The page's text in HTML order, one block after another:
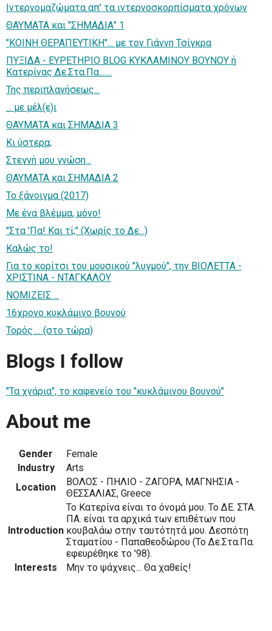
Ιντερνομαζώματα απ' τα ιντερνοσκορπίσματα χρόνων
ΘΑΥΜΑΤΑ και "ΣΗΜΑΔΙΑ" 1
"ΚΟΙΝΗ ΘΕΡΑΠΕΥΤΙΚΗ"... με τον Γιάννη Τσίγκρα
ΠΥΞΙΔΑ - ΕΥΡΕΤΗΡΙΟ BLOG ΚΥΚΛΑΜΙΝΟΥ ΒΟΥΝΟΥ ή
Κατερίνας Δε.Στα.Πα.......
Της περιπλανήσεως...
... με μέλ(ε)ι
ΘΑΥΜΑΤΑ και ΣΗΜΑΔΙΑ 3
Κι ύστερα;
Στεγνή μου γνώση...
ΘΑΥΜΑΤΑ και ΣΗΜΑΔΙΑ 2
Το ξάνοιγμα (2017)
Με ένα βλέμμα, μόνο!
"Στα 'Πα! Και τί;" (Χωρίς το Δε...)
Καλώς το!
Για το κορίτσι του μουσικού "λυγμού", την ΒΙΟΛΕΤΤΑ -
ΧΡΙΣΤΙΝΑ - ΝΤΑΓΚΑΛΟΥ
ΝΟΜΙΖΕΙΣ ...
16χρονο κυκλάμινο βουνού
Τορός ... (στο τώρα)
Blogs I follow
"Τα χνάρια", το καφενείο του "κυκλάμινου βουνού"
About me
Gender
Female
Industry
Arts
Location
ΒΟΛΟΣ - ΠΗΛΙΟ - ΖΑΓΟΡΑ, ΜΑΓΝΗΣΙΑ -
ΘΕΣΣΑΛΙΑΣ, Greece
Introduction
Το Κατερίνα είναι το όνομά μου. Το ΔΕ. ΣΤΑ.
ΠΑ. είναι τα αρχικά των επιθέτων που
κουβαλάω στην ταυτότητά μου. Δεσπότη
Σταματίου - Παπαθεοδώρου (Το Δε.Στα.Πα.
εφευρέθηκε το '98).
Interests
Μην το ψάχνεις... Θα χαθείς!